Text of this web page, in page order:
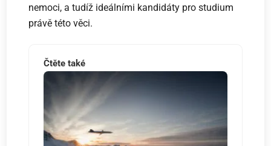
nemoci, a tudíž ideálními kandidáty pro studium
právě této věci.
Čtěte také